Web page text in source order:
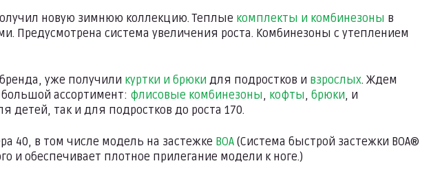
новую зимнюю коллекцию. Теплые комплекты и комбинезоны в
Предусмотрена система увеличения роста. Комбинезоны с утеплением
уже получили куртки и брюки для подростков и взрослых. Ждем
ассортимент: флисовые комбинезоны, кофты, брюки, и
детей, так и для подростков до роста 170.
40, в том числе модель на застежке BOA (Система быстрой застежки BOA®
и обеспечивает плотное прилегание модели к ноге.)